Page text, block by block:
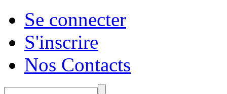
Se connecter
S'inscrire
Nos Contacts